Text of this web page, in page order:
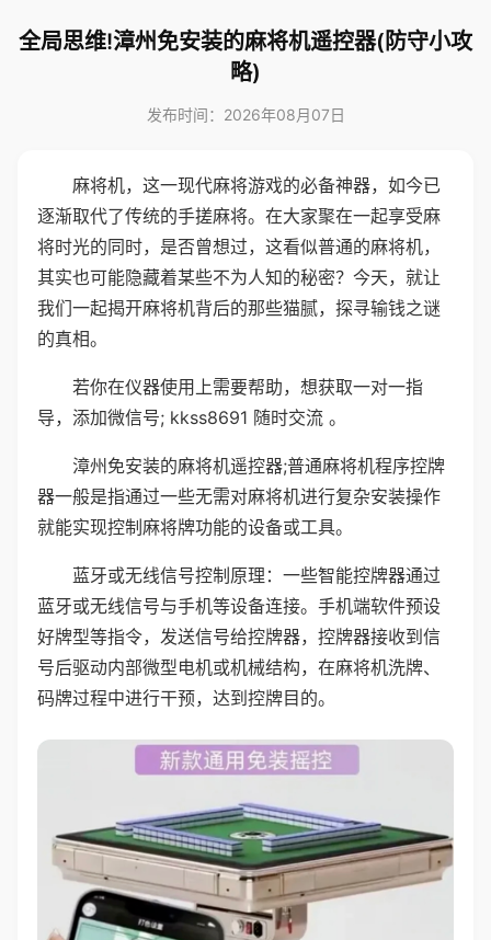
全局思维!漳州免安装的麻将机遥控器(防守小攻
略)
发布时间：2026年08月07日
麻将机，这一现代麻将游戏的必备神器，如今已
逐渐取代了传统的手搓麻将。在大家聚在一起享受麻
将时光的同时，是否曾想过，这看似普通的麻将机，
其实也可能隐藏着某些不为人知的秘密？今天，就让
我们一起揭开麻将机背后的那些猫腻，探寻输钱之谜
的真相。
若你在仪器使用上需要帮助，想获取一对一指
导，添加微信号; kkss8691 随时交流 。
漳州免安装的麻将机遥控器;普通麻将机程序控牌
器一般是指通过一些无需对麻将机进行复杂安装操作
就能实现控制麻将牌功能的设备或工具。
蓝牙或无线信号控制原理：一些智能控牌器通过
蓝牙或无线信号与手机等设备连接。手机端软件预设
好牌型等指令，发送信号给控牌器，控牌器接收到信
号后驱动内部微型电机或机械结构，在麻将机洗牌、
码牌过程中进行干预，达到控牌目的。